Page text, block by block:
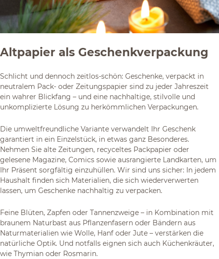
Altpapier als Geschenkverpackung
Schlicht und dennoch zeitlos-schön: Geschenke, verpackt in
neutralem Pack- oder Zeitungspapier sind zu jeder Jahreszeit
ein wahrer Blickfang – und eine nachhaltige, stilvolle und
unkomplizierte Lösung zu herkömmlichen Verpackungen.
Die umweltfreundliche Variante verwandelt Ihr Geschenk
garantiert in ein Einzelstück, in etwas ganz Besonderes.
Nehmen Sie alte Zeitungen, recyceltes Packpapier oder
gelesene Magazine, Comics sowie ausrangierte Landkarten, um
Ihr Präsent sorgfältig einzuhüllen. Wir sind uns sicher: In jedem
Haushalt finden sich Materialien, die sich wiederverwerten
lassen, um Geschenke nachhaltig zu verpacken.
Feine Blüten, Zapfen oder Tannenzweige – in Kombination mit
braunem Naturbast aus Pflanzenfasern oder Bändern aus
Naturmaterialien wie Wolle, Hanf oder Jute – verstärken die
natürliche Optik. Und notfalls eignen sich auch Küchenkräuter,
wie Thymian oder Rosmarin.